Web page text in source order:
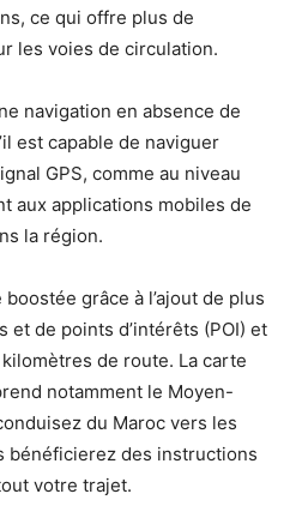
ce qui offre plus de
les voies de circulation.
navigation en absence de
est capable de naviguer
GPS, comme au niveau
aux applications mobiles de
la région.
grâce à l’ajout de plus
et de points d’intérêts (POI) et
de route. La carte
notamment le Moyen-
du Maroc vers les
bénéficierez des instructions
votre trajet.